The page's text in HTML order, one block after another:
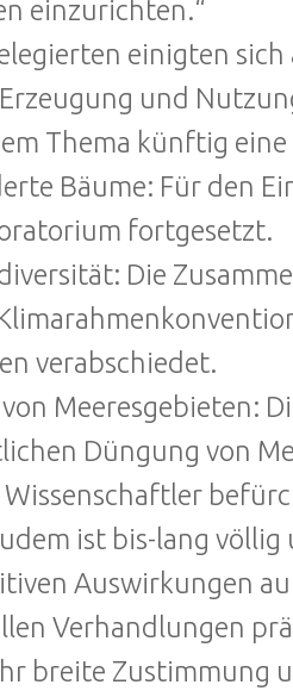
einzurichten.“
einigten
und
Thema künftig
Bäume: Für den
fortgesetzt.
Die
verabschiedet.
Meeresgebieten:
Düngung von
ist bis-lang
Auswirkungen
Verhandlungen
breite Zustimmung